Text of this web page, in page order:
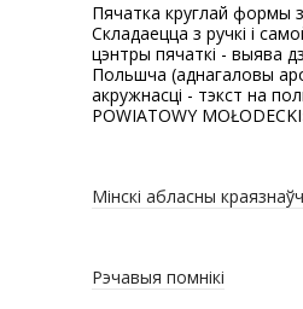
Пячатка круглай формы з металу жоўтага колеру.
Складаецца з ручкі і
цэнтры пячаткі - выява
Польшча (аднагаловы
акружнасці - тэкст на
POWIATOWY
Мінскі абласны
Рэчавыя помнікі